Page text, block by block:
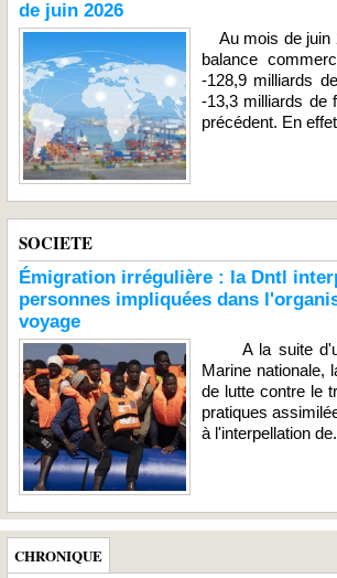
de juin 2026
Au mois de juin
balance
-128,9 milliards
-13,3 milliards de
précédent. En
SOCIETE
Émigration irrégulière : la Dntl
personnes impliquées dans
voyage
A la suite
Marine nationale,
de lutte contre le
pratiques
à l'interpellation
CHRONIQUE